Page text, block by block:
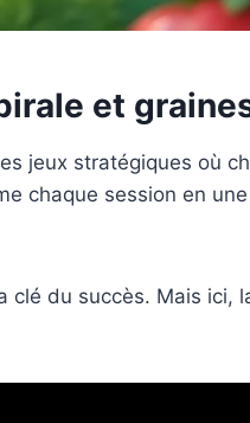
et
jeux stratégiques où
chaque session en
clé du succès. Mais ici,